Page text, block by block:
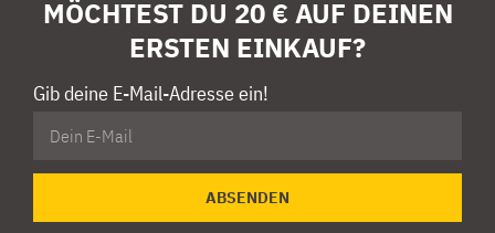
MÖCHTEST DU 20 € AUF DEINEN
ERSTEN EINKAUF?
Gib deine E-Mail-Adresse ein!
ABSENDEN